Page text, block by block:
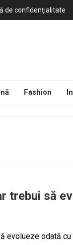
de confidențialitate
Fashion
trebui să
evolueze odată